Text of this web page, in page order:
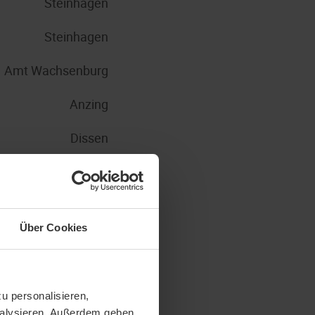
Über Cookies
personalisieren,
Außerdem geben
Steinhagen
Amt Wachsenburg
Anzing
Dissen
Nohfelden
Steinhagen
Steinhagen